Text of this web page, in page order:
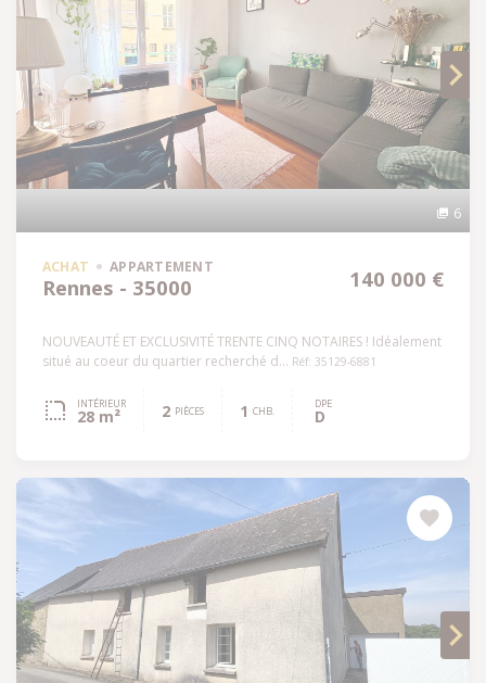
6
ACHAT APPARTEMENT
Rennes - 35000 140 000 €
NOUVEAUTÉ ET EXCLUSIVITÉ TRENTE CINQ NOTAIRES ! Idéalement
situé au coeur du quartier recherché d... Réf: 35129-6881
INTÉRIEUR
28 m² 2 PIÈCES 1 CHB. DPE
D